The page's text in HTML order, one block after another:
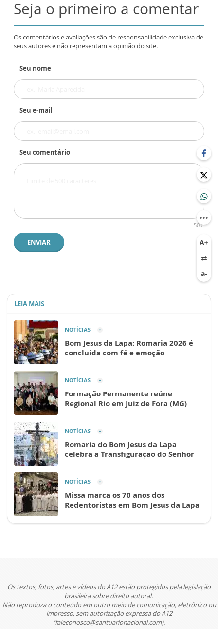
Seja o primeiro a comentar
Os comentários e avaliações são de responsabilidade exclusiva de
seus autores e não representam a opinião do site.
Seu nome
Seu e-mail
Seu comentário
500
ENVIAR
LEIA MAIS
NOTÍCIAS
Bom Jesus da Lapa: Romaria 2026 é
concluída com fé e emoção
NOTÍCIAS
Formação Permanente reúne
Regional Rio em Juiz de Fora (MG)
NOTÍCIAS
Romaria do Bom Jesus da Lapa
celebra a Transfiguração do Senhor
NOTÍCIAS
Missa marca os 70 anos dos
Redentoristas em Bom Jesus da Lapa
Os textos, fotos, artes e vídeos do A12 estão protegidos pela legislação
brasileira sobre direito autoral.
Não reproduza o conteúdo em outro meio de comunicação, eletrônico ou
impresso, sem autorização expressa do A12
(faleconosco@santuarionacional.com).